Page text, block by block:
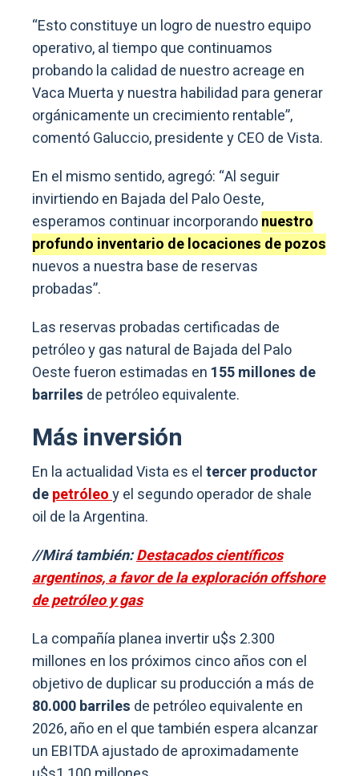
“Esto constituye un logro de nuestro equipo
operativo, al tiempo que continuamos
probando la calidad de nuestro acreage en
Vaca Muerta y nuestra habilidad para generar
orgánicamente un crecimiento rentable”,
comentó Galuccio, presidente y CEO de Vista.
En el mismo sentido, agregó: “Al seguir
invirtiendo en Bajada del Palo Oeste,
esperamos continuar incorporandonuestro
profundo inventario de locaciones de pozos
nuevos a nuestra base de reservas
probadas”.
Las reservas probadas certificadas de
petróleo y gas natural de Bajada del Palo
Oeste fueron estimadas en 155 millones de
barriles de petróleo equivalente.
Más inversión
En la actualidad Vista es eltercer productor
depetróleoy el segundo operador de shale
oil de la Argentina.
//Mirá también:Destacados científicos
argentinos, a favor de la exploración offshore
de petróleo y gas
La compañía planea invertir u$s 2.300
millones en los próximos cinco años con el
objetivo de duplicar su producción a más de
80.000 barriles de petróleo equivalente en
2026, año en el que también espera alcanzar
un EBITDA ajustado de aproximadamente